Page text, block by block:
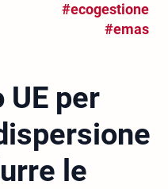
#ecogestione
#emas
UE per
le